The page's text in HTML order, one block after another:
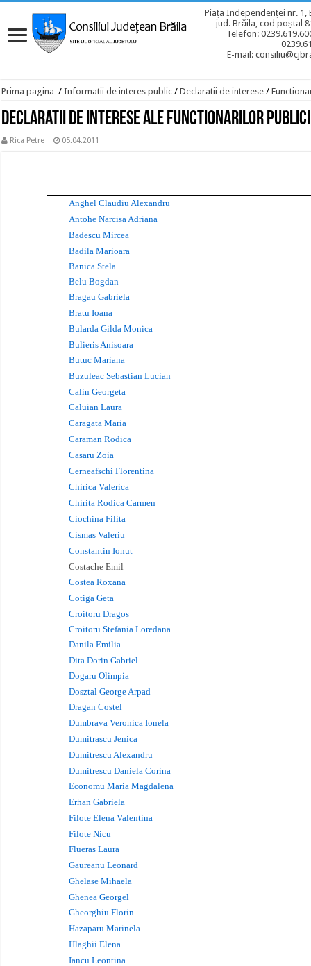
Piața Independenței nr. 1,
jud. Brăila, cod poștal
Telefon:
E-mail:
Prima pagina / Informatii de interes public / Declaratii de interese /
Declaratii de interese ale functionarilor publici
Rica Petre 05.04.2011
Anghel Claudiu Alexandru
Antohe Narcisa Adriana
Badescu Mircea
Badila Marioara
Banica Stela
Belu Bogdan
Bragau Gabriela
Bratu Ioana
Bularda Gilda Monica
Bulieris Anisoara
Butuc Mariana
Buzuleac Sebastian Lucian
Calin Georgeta
Caluian Laura
Caragata Maria
Caraman Rodica
Casaru Zoia
Cerneafschi Florentina
Chirica Valerica
Chirita Rodica Carmen
Ciochina Filita
Cismas Valeriu
Constantin Ionut
Costache Emil
Costea Roxana
Cotiga Geta
Croitoru Dragos
Croitoru Stefania Loredana
Danila Emilia
Dita Dorin Gabriel
Dogaru Olimpia
Dosztal George Arpad
Dragan Costel
Dumbrava Veronica Ionela
Dumitrascu Jenica
Dumitrescu Alexandru
Dumitrescu Daniela Corina
Economu Maria Magdalena
Erhan Gabriela
Filote Elena Valentina
Filote Nicu
Flueras Laura
Gaureanu Leonard
Ghelase Mihaela
Ghenea Georgel
Gheorghiu Florin
Hazaparu Marinela
Hlaghii Elena
Iancu Leontina